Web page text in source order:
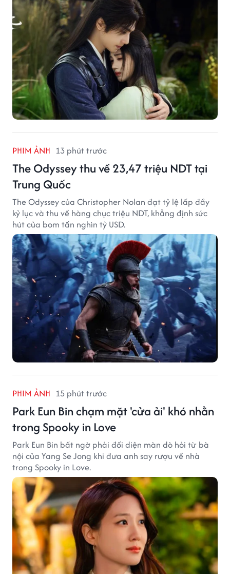
PHIM ẢNH 13 phút trước
The Odyssey thu về 23,47 triệu NDT tại
Trung Quốc
The Odyssey của Christopher Nolan đạt tỷ lệ lấp đầy
kỷ lục và thu về hàng chục triệu NDT, khẳng định sức
hút của bom tấn nghìn tỷ USD.
PHIM ẢNH 15 phút trước
Park Eun Bin chạm mặt 'cửa ải' khó nhằn
trong Spooky in Love
Park Eun Bin bất ngờ phải đối diện màn dò hỏi từ bà
nội của Yang Se Jong khi đưa anh say rượu về nhà
trong Spooky in Love.